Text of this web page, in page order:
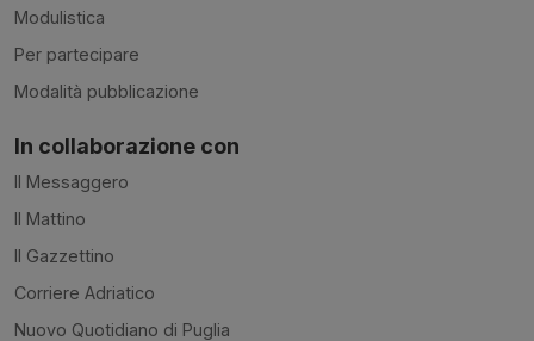
Modulistica
Per partecipare
Modalità pubblicazione
In collaborazione con
Il Messaggero
Il Mattino
Il Gazzettino
Corriere Adriatico
Nuovo Quotidiano di Puglia